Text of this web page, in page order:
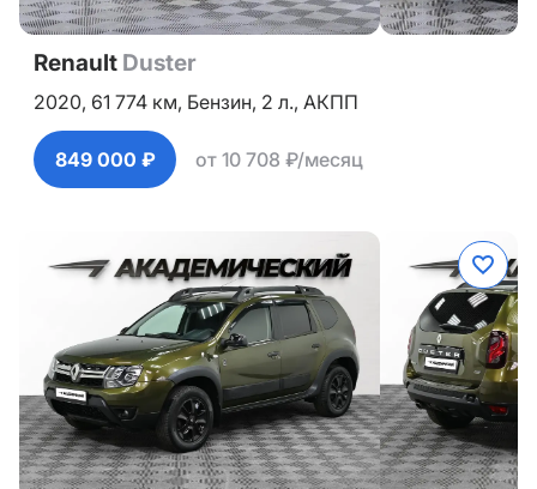
Renault Duster
2020, 61 774 км, Бензин, 2 л., АКПП
849 000 ₽ от 10 708 ₽/месяц